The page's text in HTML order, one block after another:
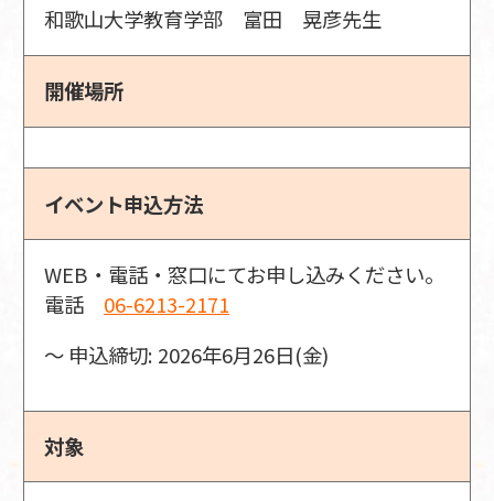
和歌山大学教育学部 富田 晃彦先生
開催場所
イベント申込方法
WEB・電話・窓口にてお申し込みください。
電話 06-6213-2171
〜 申込締切: 2026年6月26日(金)
対象